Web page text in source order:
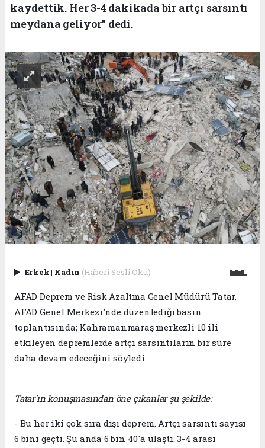
kaydettik. Her 3-4 dakikada bir artçı sarsıntı
meydana geliyor" dedi.
Erkek| Kadın (Haberi Sesli Oku)
AFAD Deprem ve Risk Azaltma Genel Müdürü Tatar,
AFAD Genel Merkezi'nde düzenlediği basın
toplantısında; Kahramanmaraş merkezli 10 ili
etkileyen depremlerde artçı sarsıntıların bir süre
daha devam edeceğini söyledi.
Tatar'ın konuşmasından öne çıkanlar şu şekilde:
- Bu her iki çok sıra dışı deprem. Artçı sarsıntı sayısı
6 bini geçti. Şu anda 6 bin 40'a ulaştı. 3-4 arası